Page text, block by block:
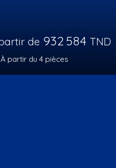
390 000TND
4pièces 130